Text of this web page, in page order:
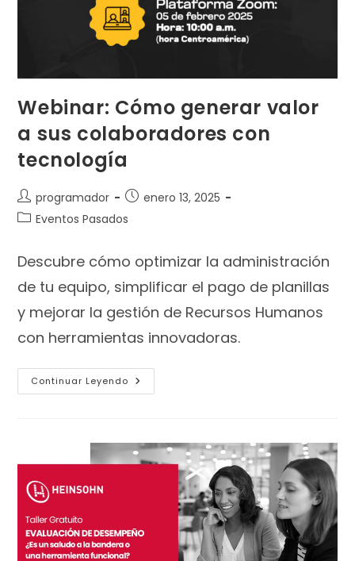
Webinar: Cómo generar valor
a sus colaboradores con
tecnología
programador
enero 13, 2025
Eventos Pasados
Descubre cómo optimizar la administración
de tu equipo, simplificar el pago de planillas
y mejorar la gestión de Recursos Humanos
con herramientas innovadoras.
Continuar Leyendo